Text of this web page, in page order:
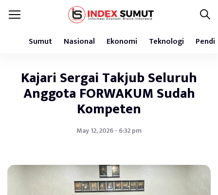
Sumut Nasional Ekonomi Teknologi
Kajari Sergai Takjub Seluruh
Anggota FORWAKUM Sudah
Kompeten
May 12, 2026 - 6:32 pm